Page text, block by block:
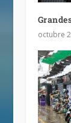
octubre